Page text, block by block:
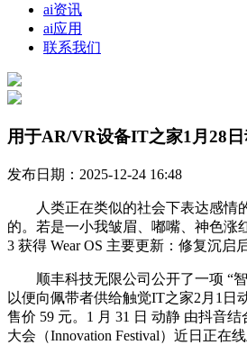
ai资讯
ai应用
联系我们
用于AR/VR设备IT之家1月28
发布日期：2025-12-24 16:48
人类正在类似的社会下表达感情
的。若是一小我皱眉、嘟嘴、神色涨
3 获得 Wear OS 主要更新：修复沉启
顺丰科技无限公司公开了一项 “智
以便向佩带者供给触觉IT之家2月1日
售价 59 元。1 月 31 日 动静 由抖音
大会（Innovation Festival）近日正在